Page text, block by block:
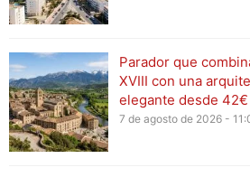
Parador que
XVIII con una
elegante desde
7 de agosto de 2026 -